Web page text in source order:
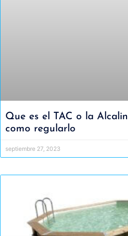
Que es el TAC o la
como regularlo
septiembre 27, 2023